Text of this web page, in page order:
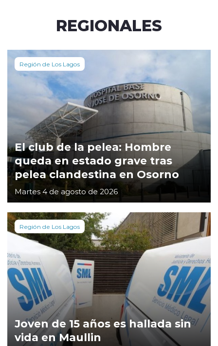
REGIONALES
Región de Los Lagos
El club de la pelea: Hombre
queda en estado grave tras
pelea clandestina en Osorno
Martes 4 de agosto de 2026
Región de Los Lagos
Joven de 15 años es hallada sin
vida en Maullin